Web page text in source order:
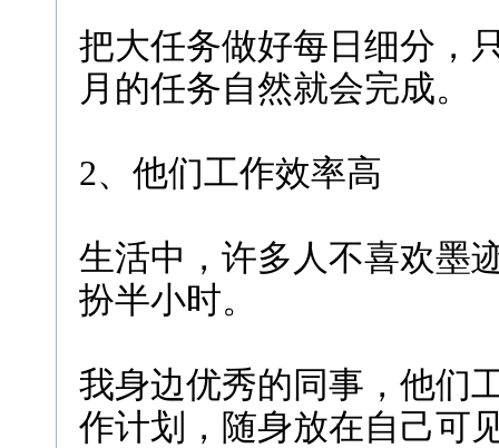
把大任务做好每日细分，
月的任务自然就会完成。
2、他们工作效率高
生活中，许多人不喜欢墨
扮半小时。
我身边优秀的同事，他们
作计划，随身放在自己可